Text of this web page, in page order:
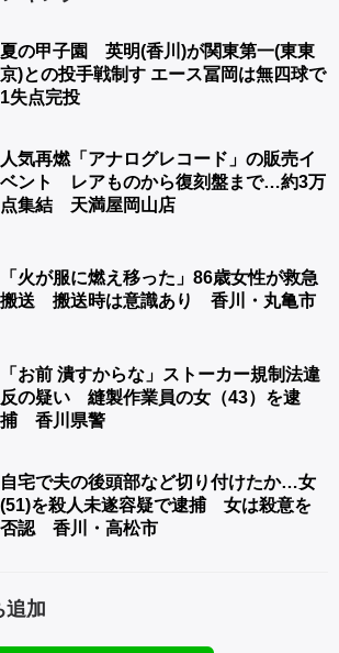
夏の甲子園 英明(香川)が関東第一(東東
京)との投手戦制す エース冨岡は無四球で
1失点完投
人気再燃「アナログレコード」の販売イ
ベント レアものから復刻盤まで…約3万
点集結 天満屋岡山店
「火が服に燃え移った」86歳女性が救急
搬送 搬送時は意識あり 香川・丸亀市
「お前 潰すからな」ストーカー規制法違
反の疑い 縫製作業員の女（43）を逮
捕 香川県警
自宅で夫の後頭部など切り付けたか…女
(51)を殺人未遂容疑で逮捕 女は殺意を
否認 香川・高松市
追加